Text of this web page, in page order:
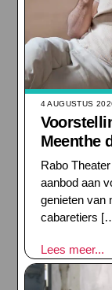
4 AUGUSTUS
Meenthe
Rabo
aanbod aan
genieten van
cabaretiers
Lees meer...